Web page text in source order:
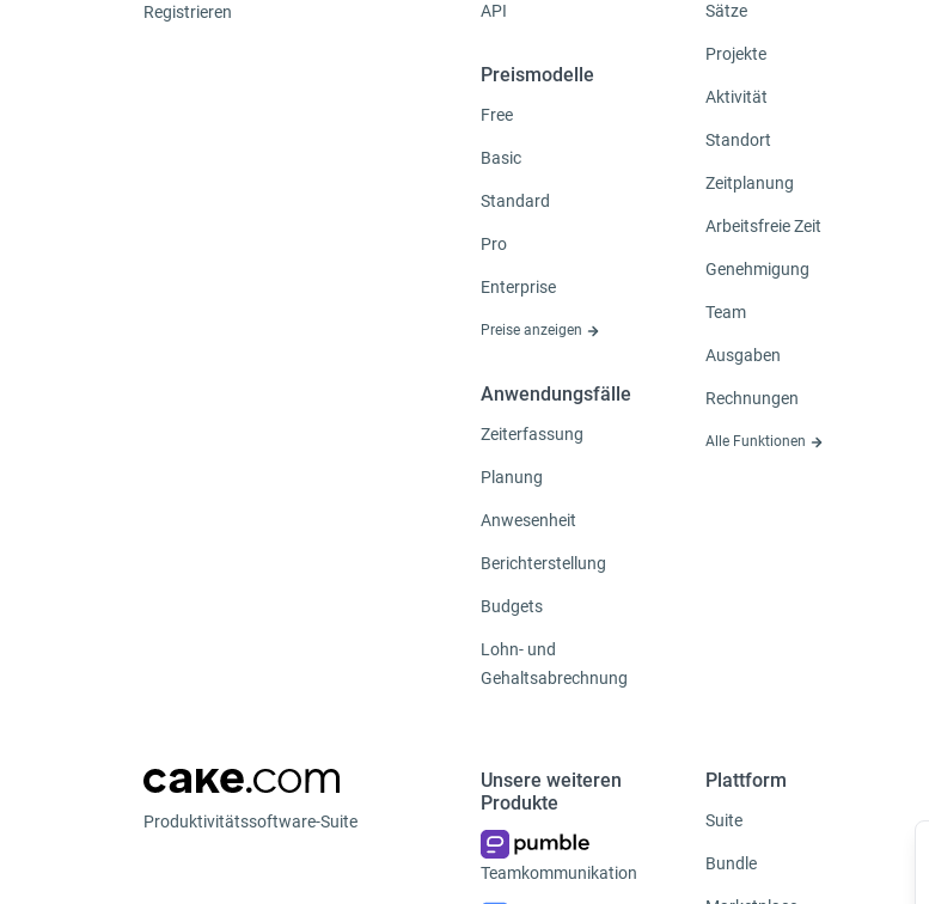
Registrieren API
Preismodelle
Free
Basic
Standard
Pro
Enterprise
Preise anzeigen
Anwendungsfälle
Zeiterfassung
Planung
Anwesenheit
Berichterstellung
Budgets
Lohn- und
Gehaltsabrechnung
Sätze
Projekte
Aktivität
Standort
Zeitplanung
Arbeitsfreie Zeit
Genehmigung
Team
Ausgaben
Rechnungen
Alle Funktionen
Produktivitätssoftware-Suite
Unsere weiteren
Produkte
Teamkommunikation
Plattform
Suite
Bundle